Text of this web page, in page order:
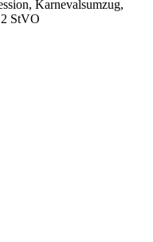
Karnevalsumzug,
StVO